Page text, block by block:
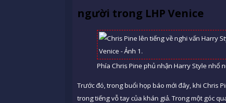
người trong LHP Venice
Phía Chris Pine phủ nhận Harry Style nhổ
Trước đó, trong buổi họp báo mới đây, khi Chris
trong tiếng vỗ tay của khán giả. Trong một góc